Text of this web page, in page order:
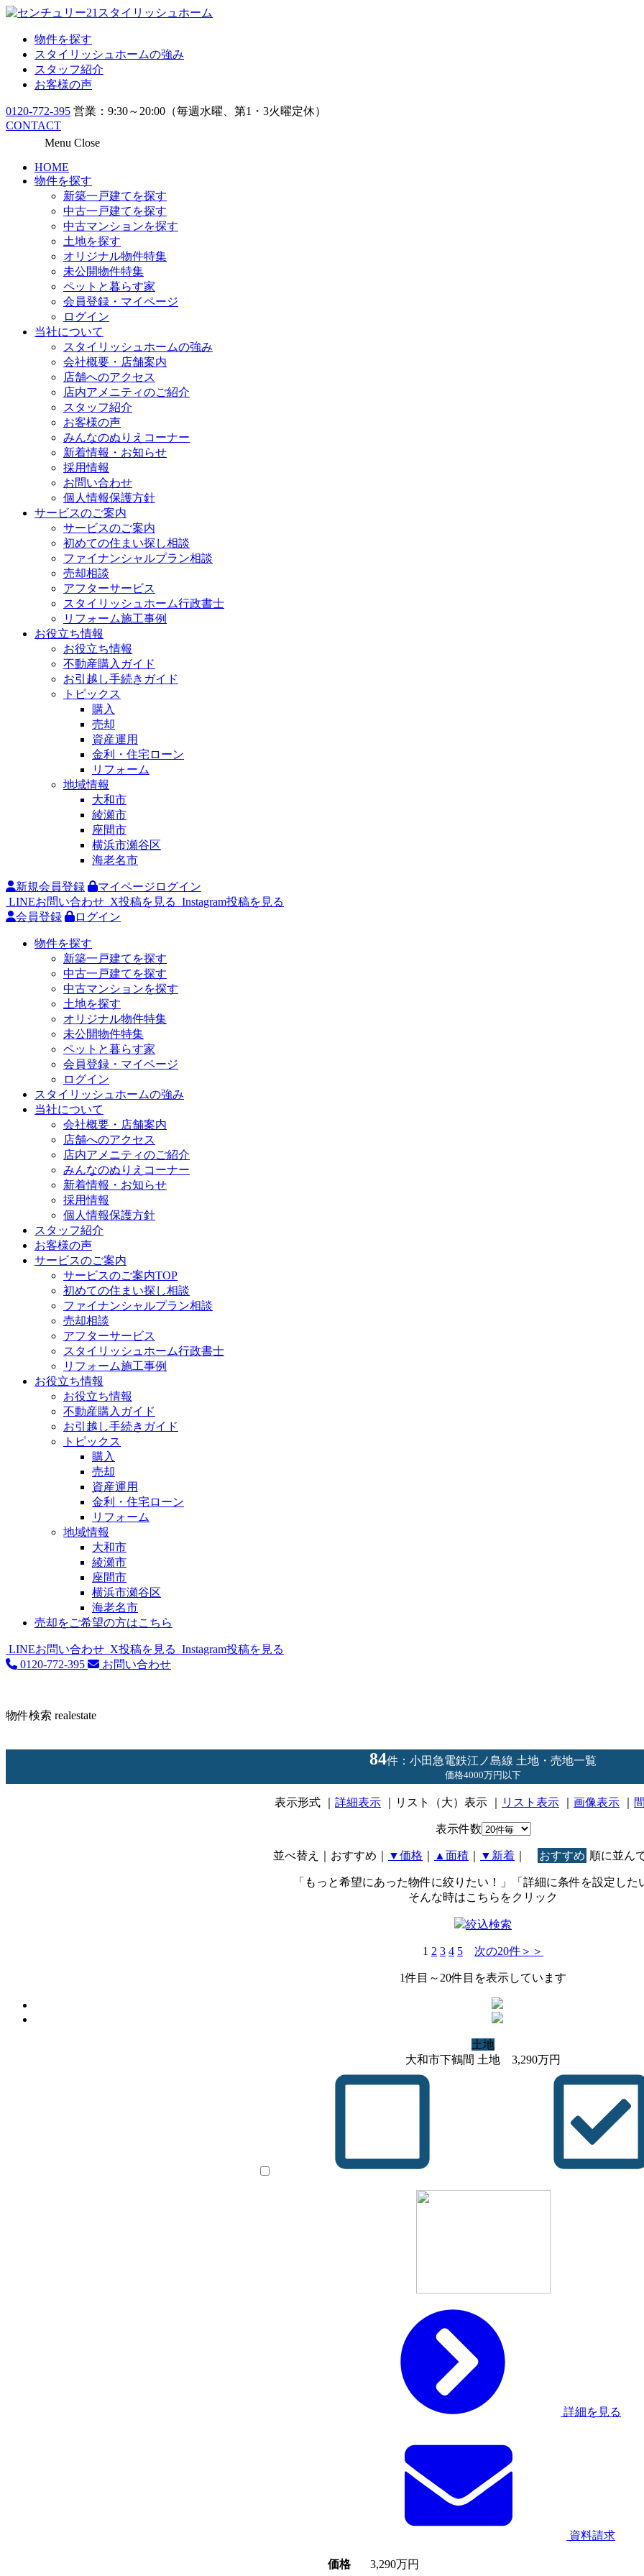
物件を探す
スタイリッシュホームの強み
スタッフ紹介
お客様の声
0120-772-395 営業：9:30～20:00（毎週水曜、第1・3火曜定休）
CONTACT
Menu Close
HOME
物件を探す
新築一戸建てを探す
中古一戸建てを探す
中古マンションを探す
土地を探す
オリジナル物件特集
未公開物件特集
ペットと暮らす家
会員登録・マイページ
ログイン
当社について
スタイリッシュホームの強み
会社概要・店舗案内
店舗へのアクセス
店内アメニティのご紹介
スタッフ紹介
お客様の声
みんなのぬりえコーナー
新着情報・お知らせ
採用情報
お問い合わせ
個人情報保護方針
サービスのご案内
サービスのご案内
初めての住まい探し相談
ファイナンシャルプラン相談
売却相談
アフターサービス
スタイリッシュホーム行政書士
リフォーム施工事例
お役立ち情報
お役立ち情報
不動産購入ガイド
お引越し手続きガイド
トピックス
購入
売却
資産運用
金利・住宅ローン
リフォーム
地域情報
大和市
綾瀬市
座間市
横浜市瀬谷区
海老名市
新規会員登録
マイページログイン
LINEお問い合わせ X投稿を見る Instagram投稿を見る
会員登録
ログイン
物件を探す
新築一戸建てを探す
中古一戸建てを探す
中古マンションを探す
土地を探す
オリジナル物件特集
未公開物件特集
ペットと暮らす家
会員登録・マイページ
ログイン
スタイリッシュホームの強み
当社について
会社概要・店舗案内
店舗へのアクセス
店内アメニティのご紹介
みんなのぬりえコーナー
新着情報・お知らせ
採用情報
個人情報保護方針
スタッフ紹介
お客様の声
サービスのご案内
サービスのご案内TOP
初めての住まい探し相談
ファイナンシャルプラン相談
売却相談
アフターサービス
スタイリッシュホーム行政書士
リフォーム施工事例
お役立ち情報
お役立ち情報
不動産購入ガイド
お引越し手続きガイド
トピックス
購入
売却
資産運用
金利・住宅ローン
リフォーム
地域情報
大和市
綾瀬市
座間市
横浜市瀬谷区
海老名市
売却をご希望の方はこちら
LINEお問い合わせ X投稿を見る Instagram投稿を見る
0120-772-395
お問い合わせ
物件検索 realestate
84件：小田急電鉄江ノ島線 土地・売地一覧
価格4000万円以下
表示形式 詳細表示 ｜リスト（大）表示 ｜ リスト表示 画像表示
表示件数
並べ替え ｜おすすめ ▼価格 ▲面積 ▼新着 おすすめ 順に並ん
「もっと希望にあった物件に絞りたい！」「詳細に条件を設定した
そんな時はこちらをクリック
絞込検索
1 2 3 4 5 次の20件＞＞
1件目～ 20件目を表示しています
土地
大和市下鶴間 土地
3,290万円
詳細を見る
資料請求
価格 3,290万円